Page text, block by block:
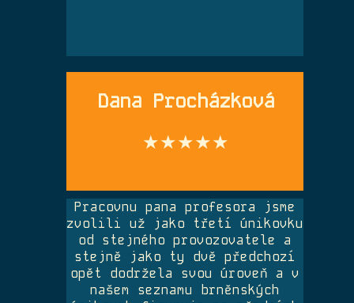
Dana Procházková
★★★★★
Pracovnu pana profesora jsme
zvolili už jako třetí únikovku
od stejného provozovatele a
stejně jako ty dvě předchozí
opět dodržela svou úroveň a v
našem seznamu brněnských